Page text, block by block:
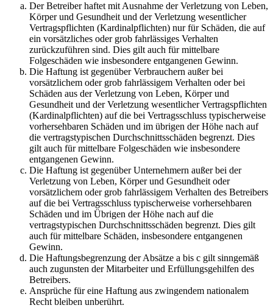
Der Betreiber haftet mit Ausnahme der Verletzung von Leben,
Körper und Gesundheit und der Verletzung wesentlicher
Vertragspflichten (Kardinalpflichten) nur für Schäden, die auf
ein vorsätzliches oder grob fahrlässiges Verhalten
zurückzuführen sind. Dies gilt auch für mittelbare
Folgeschäden wie insbesondere entgangenen Gewinn.
Die Haftung ist gegenüber Verbrauchern außer bei
vorsätzlichem oder grob fahrlässigem Verhalten oder bei
Schäden aus der Verletzung von Leben, Körper und
Gesundheit und der Verletzung wesentlicher Vertragspflichten
(Kardinalpflichten) auf die bei Vertragsschluss typischerweise
vorhersehbaren Schäden und im übrigen der Höhe nach auf
die vertragstypischen Durchschnittsschäden begrenzt. Dies
gilt auch für mittelbare Folgeschäden wie insbesondere
entgangenen Gewinn.
Die Haftung ist gegenüber Unternehmern außer bei der
Verletzung von Leben, Körper und Gesundheit oder
vorsätzlichem oder grob fahrlässigem Verhalten des Betreibers
auf die bei Vertragsschluss typischerweise vorhersehbaren
Schäden und im Übrigen der Höhe nach auf die
vertragstypischen Durchschnittsschäden begrenzt. Dies gilt
auch für mittelbare Schäden, insbesondere entgangenen
Gewinn.
Die Haftungsbegrenzung der Absätze a bis c gilt sinngemäß
auch zugunsten der Mitarbeiter und Erfüllungsgehilfen des
Betreibers.
Ansprüche für eine Haftung aus zwingendem nationalem
Recht bleiben unberührt.